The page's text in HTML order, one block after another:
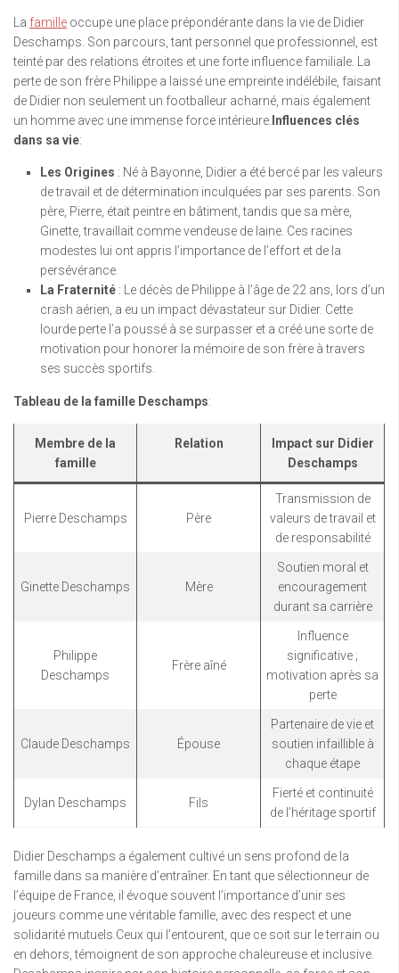
La famille occupe une place prépondérante dans la vie de Didier
Deschamps. Son parcours, tant personnel que professionnel, est
teinté par des relations étroites et une forte influence familiale. La
perte de son frère Philippe a laissé une empreinte indélébile, faisant
de Didier non seulement un footballeur acharné, mais également
un homme avec une immense force intérieure. Influences clés
dans sa vie:
Les Origines : Né à Bayonne, Didier a été bercé par les valeurs
de travail et de détermination inculquées par ses parents. Son
père, Pierre, était peintre en bâtiment, tandis que sa mère,
Ginette, travaillait comme vendeuse de laine. Ces racines
modestes lui ont appris l’importance de l’effort et de la
persévérance.
La Fraternité : Le décès de Philippe à l’âge de 22 ans, lors d’un
crash aérien, a eu un impact dévastateur sur Didier. Cette
lourde perte l’a poussé à se surpasser et a créé une sorte de
motivation pour honorer la mémoire de son frère à travers
ses succès sportifs.
Tableau de la famille Deschamps:
Membre de la
famille
Relation
Impact sur Didier
Deschamps
Pierre Deschamps Père
Transmission de
valeurs de travail et
de responsabilité
Ginette Deschamps Mère
Soutien moral et
encouragement
durant sa carrière
Philippe
Deschamps
Frère aîné
Influence
significative ;
motivation après sa
perte
Claude Deschamps Épouse
Partenaire de vie et
soutien infaillible à
chaque étape
Dylan Deschamps Fils
Fierté et continuité
de l’héritage sportif
Didier Deschamps a également cultivé un sens profond de la
famille dans sa manière d’entraîner. En tant que sélectionneur de
l’équipe de France, il évoque souvent l’importance d’unir ses
joueurs comme une véritable famille, avec des respect et une
solidarité mutuels.Ceux qui l’entourent, que ce soit sur le terrain ou
en dehors, témoignent de son approche chaleureuse et inclusive.